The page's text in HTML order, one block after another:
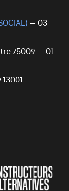
— 03
75009 — 01